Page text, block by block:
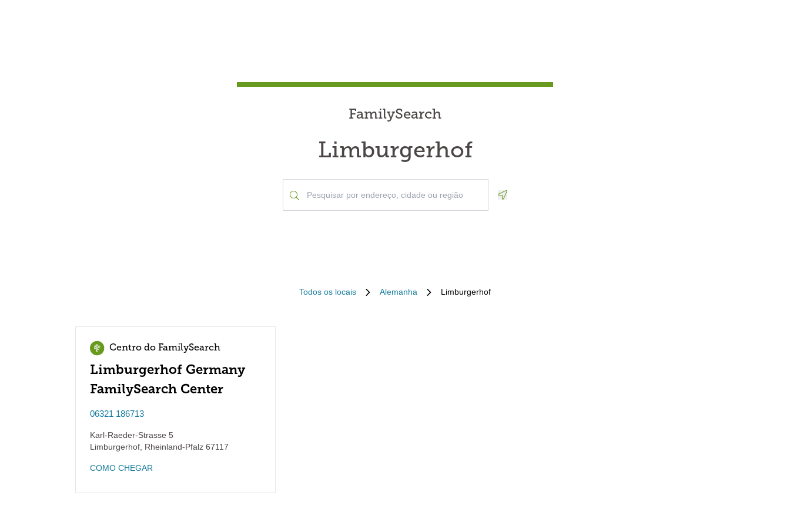
FamilySearch
Limburgerhof
Todos os locais Alemanha Limburgerhof
Centro do FamilySearch
Limburgerhof Germany
FamilySearch Center
06321 186713
Karl-Raeder-Strasse 5
Limburgerhof Rheinland-Pfalz 67117
COMO CHEGAR